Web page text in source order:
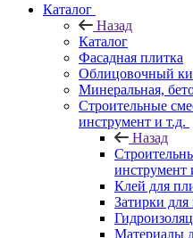
Каталог
Назад
Каталог
Фасадная плитка
Облицовочный
Минеральная,
Строительные
инструмент и т.д.
Назад
инструмент
Клей для
Затирки
Материалы